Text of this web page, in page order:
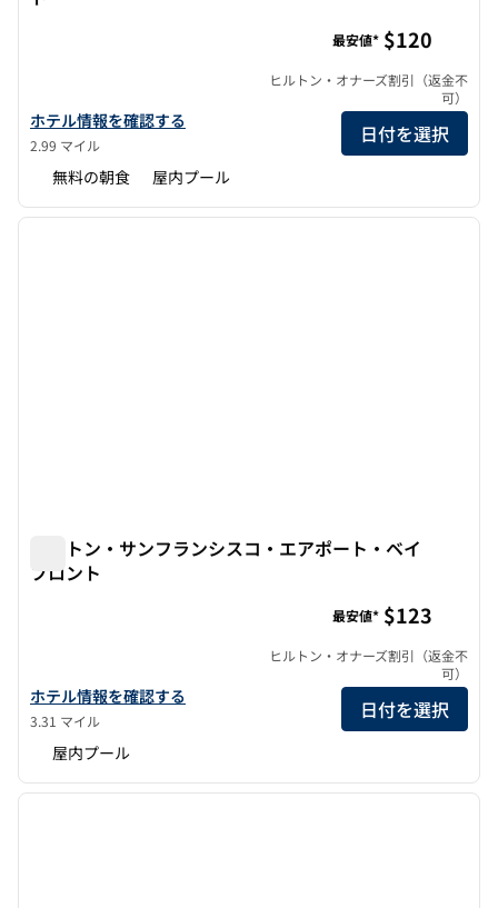
ホームウッド・スイーツbyヒルトン・ベルモントの詳細を見る
ホテル情報を確認する
2.99 マイル
最安値* $120
ヒルトン・オナーズ割引（返金不
可）
日付を選択
無料の朝食 屋内プール
1/12
1/12
次の
ヒルトン・サンフランシスコ・エアポート・ベイ
フロント
ヒルトン・サンフランシスコ・エアポート・ベイフロントの詳細
ホテル情報を確認する
3.31 マイル
最安値* $123
ヒルトン・オナーズ割引（返金不
可）
日付を選択
屋内プール
1/12
1/12
次の